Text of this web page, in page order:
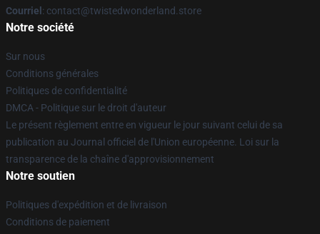
Courriel : contact@twistedwonderland.store
Notre société
Sur nous
Conditions générales
Politiques de confidentialité
DMCA - Politique sur le droit d'auteur
Le présent règlement entre en vigueur le jour suivant celui de sa
publication au Journal officiel de l'Union européenne. Loi sur la
transparence de la chaîne d'approvisionnement
Notre soutien
Politiques d'expédition et de livraison
Conditions de paiement